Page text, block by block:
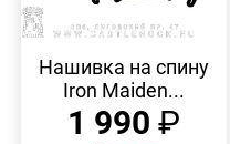
ПРОСМОТР
Нашивка на спину
Iron Maiden...
1 990 ₽